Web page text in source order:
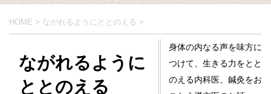
HOME > ながれるようにととのえる >
ながれるように
ととのえる
身体の内なる声を味方に
つけて、生きる力をとと
のえる内科医、鍼灸をお